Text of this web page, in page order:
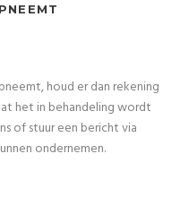
houd er dan rekening
het in behandeling wordt
of stuur een bericht via
ondernemen.